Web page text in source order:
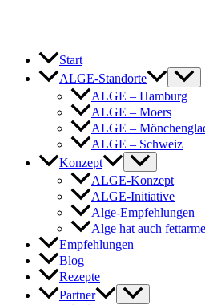
Start
ALGE-Standorte
ALGE – Hamburg
ALGE – Moers
ALGE –
ALGE – Schweiz
Konzept
ALGE-Konzept
ALGE-Initiative
Alge-Empfehlungen
Alge hat auch
Empfehlungen
Blog
Rezepte
Partner